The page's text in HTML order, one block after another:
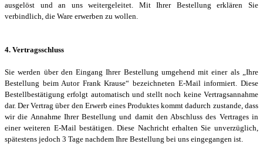
ausgelöst und an uns weitergeleitet. Mit Ihrer Bestellung erklären Sie
verbindlich, die Ware erwerben zu wollen.
4. Vertragsschluss
Sie werden über den Eingang Ihrer Bestellung umgehend mit einer als „Ihre
Bestellung beim Autor Frank Krause“ bezeichneten E-Mail informiert. Diese
Bestellbestätigung erfolgt automatisch und stellt noch keine Vertragsannahme
dar. Der Vertrag über den Erwerb eines Produktes kommt dadurch zustande, dass
wir die Annahme Ihrer Bestellung und damit den Abschluss des Vertrages in
einer weiteren E-Mail bestätigen. Diese Nachricht erhalten Sie unverzüglich,
spätestens jedoch 3 Tage nachdem Ihre Bestellung bei uns eingegangen ist.